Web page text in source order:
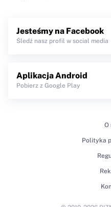
Jesteśmy na Facebook
Śledź nasz profil w social media
Aplikacja Android
Pobierz z Google Play
O
Polityka